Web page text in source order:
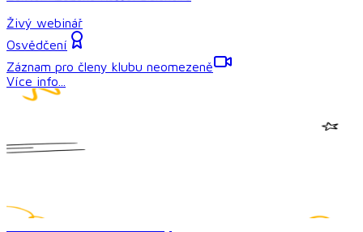
Živý webinář
Osvědčení
Záznam pro členy klubu neomezeně
Více info...